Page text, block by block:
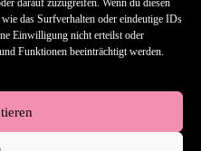
darauf zuzugreifen. Wenn du diesen
das Surfverhalten oder eindeutige IDs
Einwilligung nicht erteilst oder
Funktionen beeinträchtigt werden.
einen Anstieg der monatlichen
musste.